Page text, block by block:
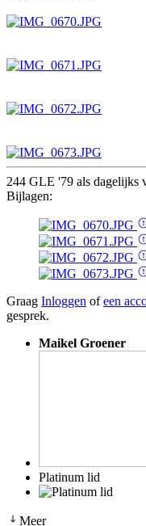
244 GLE '79 als dagelijks
Bijlagen:
Graag Inloggen ofeen
gesprek.
Maikel Groener
Platinum lid
Meer